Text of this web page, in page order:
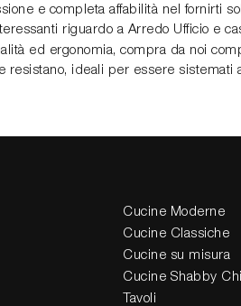
e completa affabilità nel
riguardo a Arredo Ufficio e
ed ergonomia, compra da noi
resistano, ideali per essere
Cucine Moderne
Cucine Classiche
Cucine su misura
Cucine Shabby
Tavoli